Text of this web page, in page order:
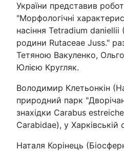
України представив
"Морфологічні
насіння Tetradium daniellii
родини Rutaceae Juss."
Тетяною Вакуленко,
Юлією Кругляк.
Володимир Клетьонкін
природний парк
знахідки Carabus
Carabidae), у Харківській
Наталя Корінець